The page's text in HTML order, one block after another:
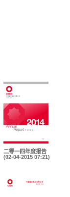
二零一四年度报告
(02-04-2015 07:21)